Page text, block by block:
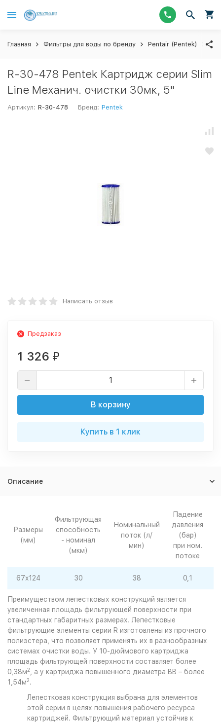
Главная Фильтры для воды по бренду Pentair (Pentek)
R-30-478 Pentek Картридж серии Slim
Line Механич. очистки 30мк, 5"
Артикул: R-30-478 Бренд: Pentek
Написать отзыв
Предзаказ
1 326 ₽
В корзину
Купить в 1 клик
Описание
Размеры
(мм)
Фильтрующая
способность
- номинал
(мкм)
Номинальный
поток (л/
мин)
Падение
давления
(бар)
при ном.
потоке
67x124 30 38 0,1
Преимуществом лепестковых конструкций является
увеличенная площадь фильтрующей поверхности при
стандартных габаритных размерах. Лепестковые
фильтрующие элементы серии R изготовлены из прочного
полиэстера, что позволяет применять их в разнообразных
системах очистки воды. У 10-дюймового картриджа
площадь фильтрующей поверхности составляет более
0,38м2
, а у картриджа повышенного диаметра BB – более
1,54м2.
Лепестковая конструкция выбрана для элементов
этой серии в целях повышения рабочего ресурса
картриджей. Фильтрующий материал устойчив к